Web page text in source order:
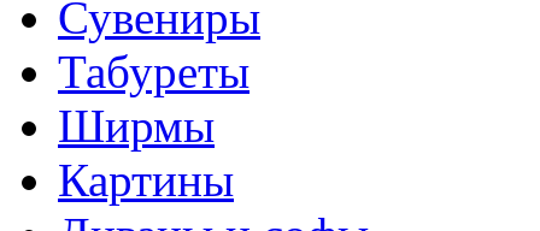
Сувениры
Табуреты
Ширмы
Картины